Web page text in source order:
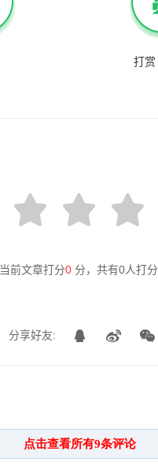
打赏
当前文章打分0 分，共有0人打分
分享好友: